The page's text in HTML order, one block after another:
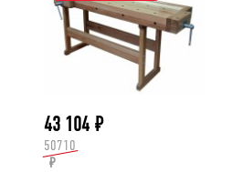
43 104 ₽
50710
₽